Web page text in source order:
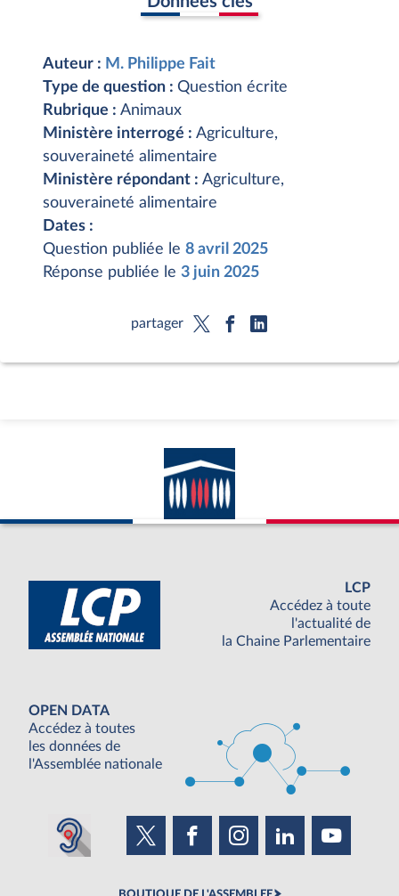
Auteur : M. Philippe Fait
Type de question : Question écrite
Rubrique : Animaux
Ministère interrogé : Agriculture,
souveraineté alimentaire
Ministère répondant : Agriculture,
souveraineté alimentaire
Dates :
Question publiée le 8 avril 2025
Réponse publiée le 3 juin 2025
partager
LCP
Accédez à toute
l'actualité de
la Chaine Parlementaire
OPEN DATA
Accédez à toutes
les données de
l'Assemblée nationale